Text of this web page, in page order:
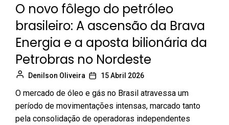
O novo fôlego do petróleo
brasileiro: A ascensão da Brava
Energia e a aposta bilionária da
Petrobras no Nordeste
Denilson Oliveira 15 Abril 2026
O mercado de óleo e gás no Brasil atravessa um
período de movimentações intensas, marcado tanto
pela consolidação de operadoras independentes